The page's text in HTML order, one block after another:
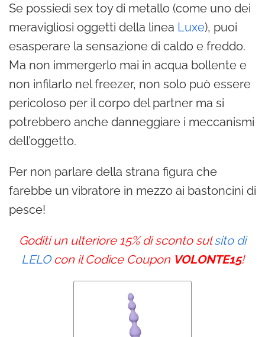
Se possiedi sex toy di metallo (come uno dei
meravigliosi oggetti della linea Luxe), puoi
esasperare la sensazione di caldo e freddo.
Ma non immergerlo mai in acqua bollente e
non infilarlo nel freezer, non solo può essere
pericoloso per il corpo del partner ma si
potrebbero anche danneggiare i meccanismi
dell’oggetto.
Per non parlare della strana figura che
farebbe un vibratore in mezzo ai bastoncini di
pesce!
Goditi un ulteriore 15% di sconto sulsito di
LELOcon il Codice Coupon VOLONTE15!